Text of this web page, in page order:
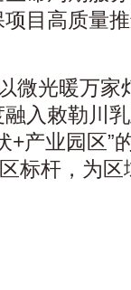
目高质量
微光暖万家
入敕勒川
+产业园区”
标杆，为